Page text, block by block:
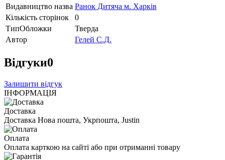
Видавництво назва Ранок Дитяча м. Харків
Кількість сторінок
0
ТипОбложки
Тверда
Автор
Гелей С.Д.
Відгуки0
Залишити відгук
ІНФОРМАЦІЯ
Доставка
Доставка Нова пошта, Укрпошта, Justin
Оплата
Оплата карткою на сайті або при отриманні товару